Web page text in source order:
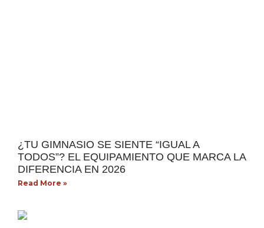
¿TU GIMNASIO SE SIENTE “IGUAL A
TODOS”? EL EQUIPAMIENTO QUE MARCA LA
DIFERENCIA EN 2026
Read More »